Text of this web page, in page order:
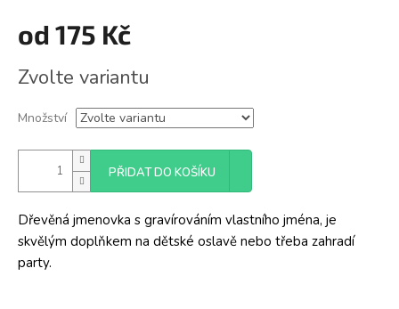
od 175 Kč
cena:
Zvolte variantu
Množství
PŘIDAT DO KOŠÍKU
Dřevěná jmenovka s gravírováním vlastního jména, je
skvělým doplňkem na dětské oslavě nebo třeba zahradí
party.